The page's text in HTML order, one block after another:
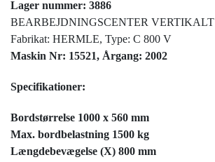
Lager nummer: 3886
BEARBEJDNINGSCENTER VERTIKALT
Fabrikat: HERMLE, Type: C 800 V
Maskin Nr: 15521, Årgang: 2002
Specifikationer:
Bordstørrelse 1000 x 560 mm
Max. bordbelastning 1500 kg
Længdebevægelse (X) 800 mm